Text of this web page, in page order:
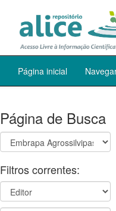
Página inicial
Página de Busca
Filtros correntes: